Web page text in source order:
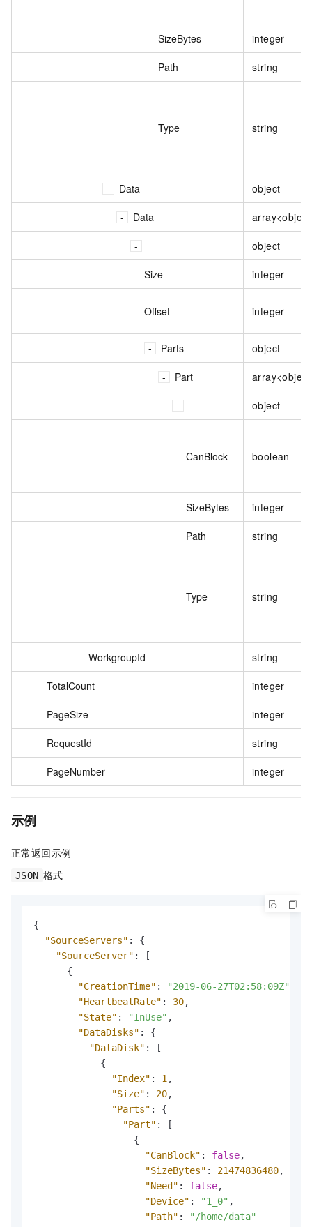
SizeBytes integer
Path string
Type string
Data object
Data
object
Size integer
Offset integer
Parts object
Part
object
CanBlock boolean
SizeBytes integer
Path string
Type string
WorkgroupId string
TotalCount integer
PageSize integer
RequestId string
PageNumber integer
示例
正常返回示例
JSON 格式
{
"SourceServers" :
{
"SourceServer" :
[
{
"CreationTime" : "2019-06-27T02:58:09Z"
"HeartbeatRate" : 30,
"State" : "InUse" ,
"DataDisks" :
{
"DataDisk" :
[
{
"Index" : 1 ,
"Size" : 20,
"Parts" :
{
"Part" :
[
{
"CanBlock" : false,
"SizeBytes" : 21474836480,
"Need" : false,
"Device" : "1_0" ,
"Path" :
"/home/data"